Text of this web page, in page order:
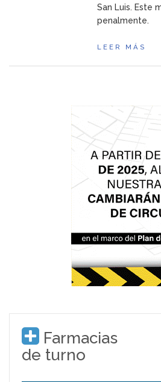
San Luis. Este
penalmente.
LEER MÁS
Farmacias
de turno